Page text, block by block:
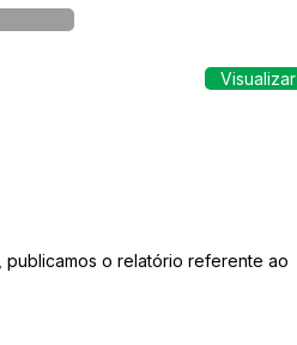
Visualizar
publicamos o relatório referente ao